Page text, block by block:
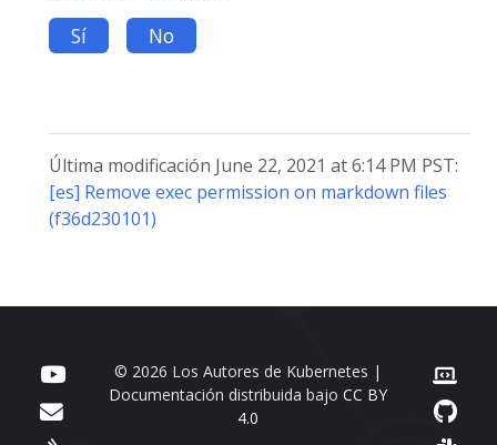
Sí No
Última modificación June 22, 2021 at 6:14 PM PST:
[es] Remove exec permission on markdown files
(f36d230101)
© 2026 Los Autores de Kubernetes |
Documentación distribuida bajoCC BY
4.0